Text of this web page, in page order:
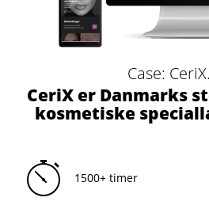
Case:
CeriX er Danmarks
kosmetiske
1500+ timer